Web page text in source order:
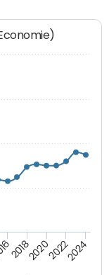
2018202020222024